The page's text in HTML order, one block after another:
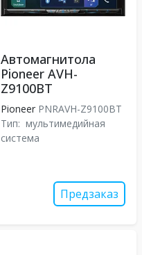
Автомагнитола
Pioneer AVH-
Z9100BT
Pioneer PNRAVH-Z9100BT
Тип: мультимедийная
система
Предзаказ